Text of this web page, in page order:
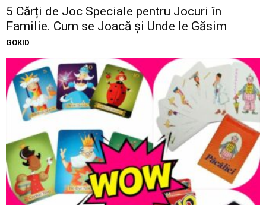
5 Cărți de Joc Speciale pentru Jocuri în
Familie. Cum se Joacă și Unde le Găsim
GOKID